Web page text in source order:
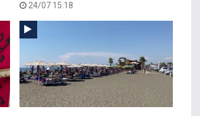
24/07 15:18